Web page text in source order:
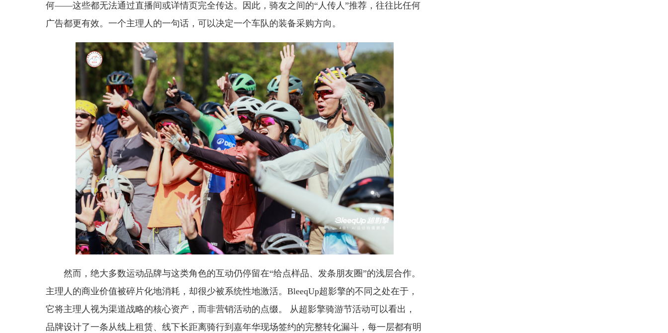
何——这些都无法通过直播间或详情页完全传达。因此，骑友之间的“人传人”推荐，往往比任何
广告都更有效。一个主理人的一句话，可以决定一个车队的装备采购方向。
然而，绝大多数运动品牌与这类角色的互动仍停留在“给点样品、发条朋友圈”的浅层合作。
主理人的商业价值被碎片化地消耗，却很少被系统性地激活。BleeqUp超影擎的不同之处在于，
它将主理人视为渠道战略的核心资产，而非营销活动的点缀。 从超影擎骑游节活动可以看出，
品牌设计了一条从线上租赁、线下长距离骑行到嘉年华现场签约的完整转化漏斗，每一层都有明